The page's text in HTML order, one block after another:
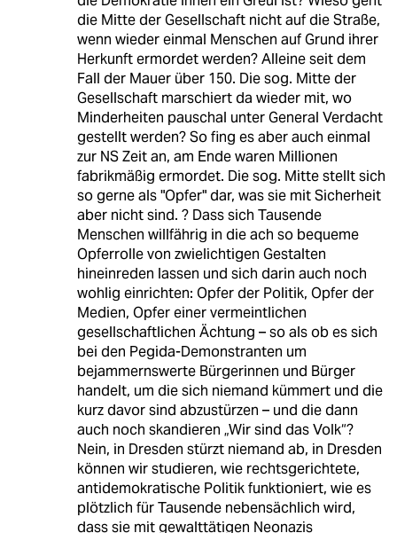
die Mitte der Gesellschaft nicht auf die Straße,
wenn wieder einmal Menschen auf Grund ihrer
Herkunft ermordet werden? Alleine seit dem
Fall der Mauer über 150. Die sog. Mitte der
Gesellschaft marschiert da wieder mit, wo
Minderheiten pauschal unter General Verdacht
gestellt werden? So fing es aber auch einmal
zur NS Zeit an, am Ende waren Millionen
fabrikmäßig ermordet. Die sog. Mitte stellt sich
so gerne als "Opfer" dar, was sie mit Sicherheit
aber nicht sind. ? Dass sich Tausende
Menschen willfährig in die ach so bequeme
Opferrolle von zwielichtigen Gestalten
hineinreden lassen und sich darin auch noch
wohlig einrichten: Opfer der Politik, Opfer der
Medien, Opfer einer vermeintlichen
gesellschaftlichen Ächtung – so als ob es sich
bei den Pegida-Demonstranten um
bejammernswerte Bürgerinnen und Bürger
handelt, um die sich niemand kümmert und die
kurz davor sind abzustürzen – und die dann
auch noch skandieren „Wir sind das Volk“?
Nein, in Dresden stürzt niemand ab, in Dresden
können wir studieren, wie rechtsgerichtete,
antidemokratische Politik funktioniert, wie es
plötzlich für Tausende nebensächlich wird,
dass sie mit gewalttätigen Neonazis